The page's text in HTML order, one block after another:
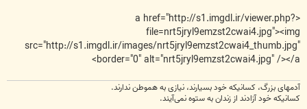
<a href="http://s1.imgdl.ir/viewer.php?
file=nrt5jryl9emzst2cwai4.jpg"><img
src="http://s1.imgdl.ir/images/nrt5jryl9emzst2cwai4_thumb.jpg"
border="0" alt="nrt5jryl9emzst2cwai4.jpg" /></a>
آدمهای بزرگ، کسانیکه خود بسیارند، نیازی به هموطن ندارند.
کسانیکه خود آزادند از زندان به ستوه نمی‌آیند.